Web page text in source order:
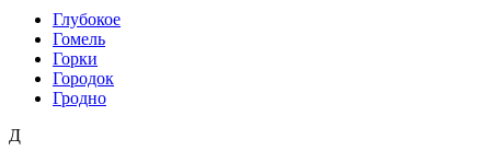
Глубокое
Гомель
Горки
Городок
Гродно
Д